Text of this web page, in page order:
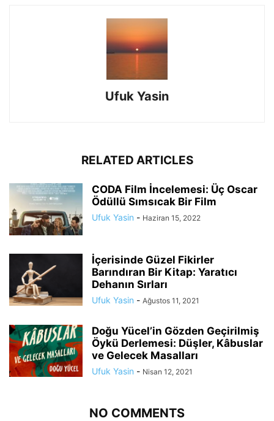
Ufuk Yasin
RELATED ARTICLES
CODA Film İncelemesi: Üç Oscar
Ödüllü Sımsıcak Bir Film
Ufuk Yasin - Haziran 15, 2022
İçerisinde Güzel Fikirler
Barındıran Bir Kitap: Yaratıcı
Dehanın Sırları
Ufuk Yasin - Ağustos 11, 2021
Doğu Yücel’in Gözden Geçirilmiş
Öykü Derlemesi: Düşler, Kâbuslar
ve Gelecek Masalları
Ufuk Yasin - Nisan 12, 2021
NO COMMENTS